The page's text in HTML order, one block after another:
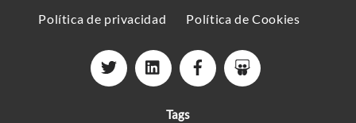
Política de privacidad
Política de Cookies
Tags